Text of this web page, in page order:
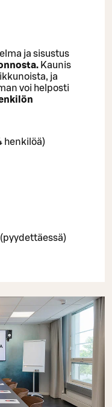
ja sisustus
Kaunis
ja
voi helposti
henkilöä)